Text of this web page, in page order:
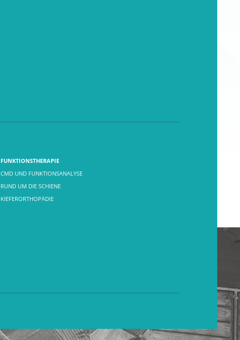
FUNKTIONSTHERAPIE
CMD UND FUNKTIONSANALYSE
RUND UM DIE SCHIENE
KIEFERORTHOPÄDIE